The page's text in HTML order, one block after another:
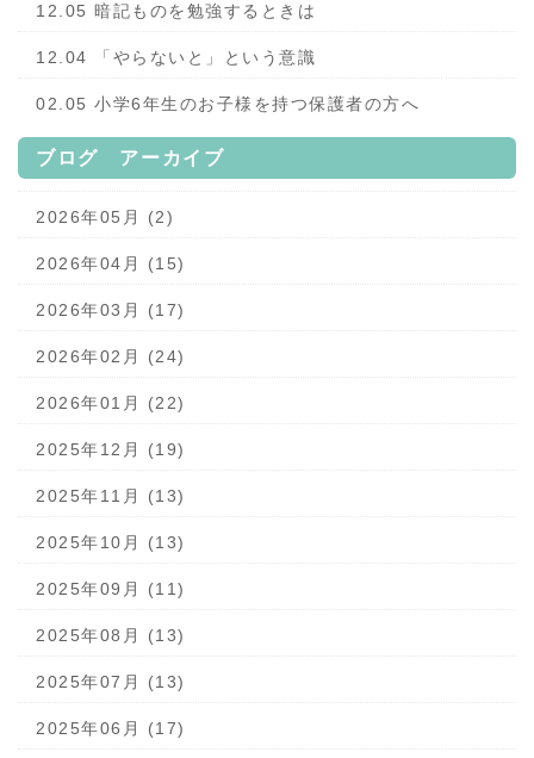
12.05 暗記ものを勉強するときは
12.04 「やらないと」という意識
02.05 小学6年生のお子様を持つ保護者の方へ
ブログ アーカイブ
2026年05月 (2)
2026年04月 (15)
2026年03月 (17)
2026年02月 (24)
2026年01月 (22)
2025年12月 (19)
2025年11月 (13)
2025年10月 (13)
2025年09月 (11)
2025年08月 (13)
2025年07月 (13)
2025年06月 (17)